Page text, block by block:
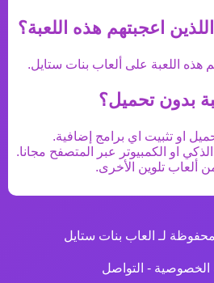
اعجبتهم هذه اللعبة؟
هذه اللعبة على ألعاب بنات ستايل.
بدون تحميل؟
او تثبيت اي برامج إضافية.
او الكمبيوتر عبر المتصفح مجانا.
ألعاب تلوين الأخرى.
لـ العاب بنات ستايل
الخصوصية - التواصل